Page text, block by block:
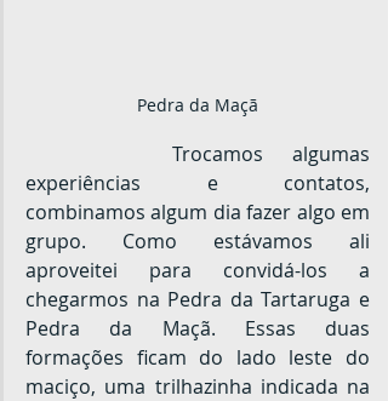
Pedra da Maçã
experiências e contatos,
combinamos algum dia fazer algo em
grupo. Como estávamos ali
aproveitei para convidá-los a
chegarmos na Pedra da Tartaruga e
Pedra da Maçã. Essas duas
formações ficam do lado leste do
maciço, uma trilhazinha indicada na